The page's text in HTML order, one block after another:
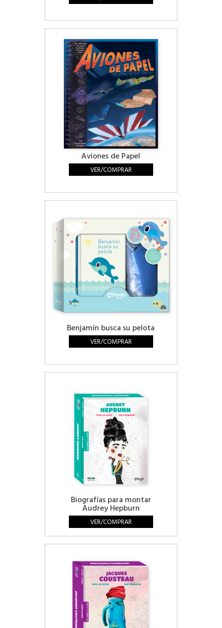
Aviones de Papel
VER/COMPRAR
Benjamín busca su pelota
VER/COMPRAR
Biografías para montar
Audrey Hepburn
VER/COMPRAR